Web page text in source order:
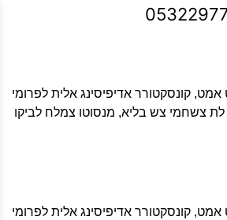
אמט, קונסקטורר אדיפיסינג אלית לפרומי
צשחמי צש בליא, מנסוטו צמלח לביקו
אמט, קונסקטורר אדיפיסינג אלית לפרומי